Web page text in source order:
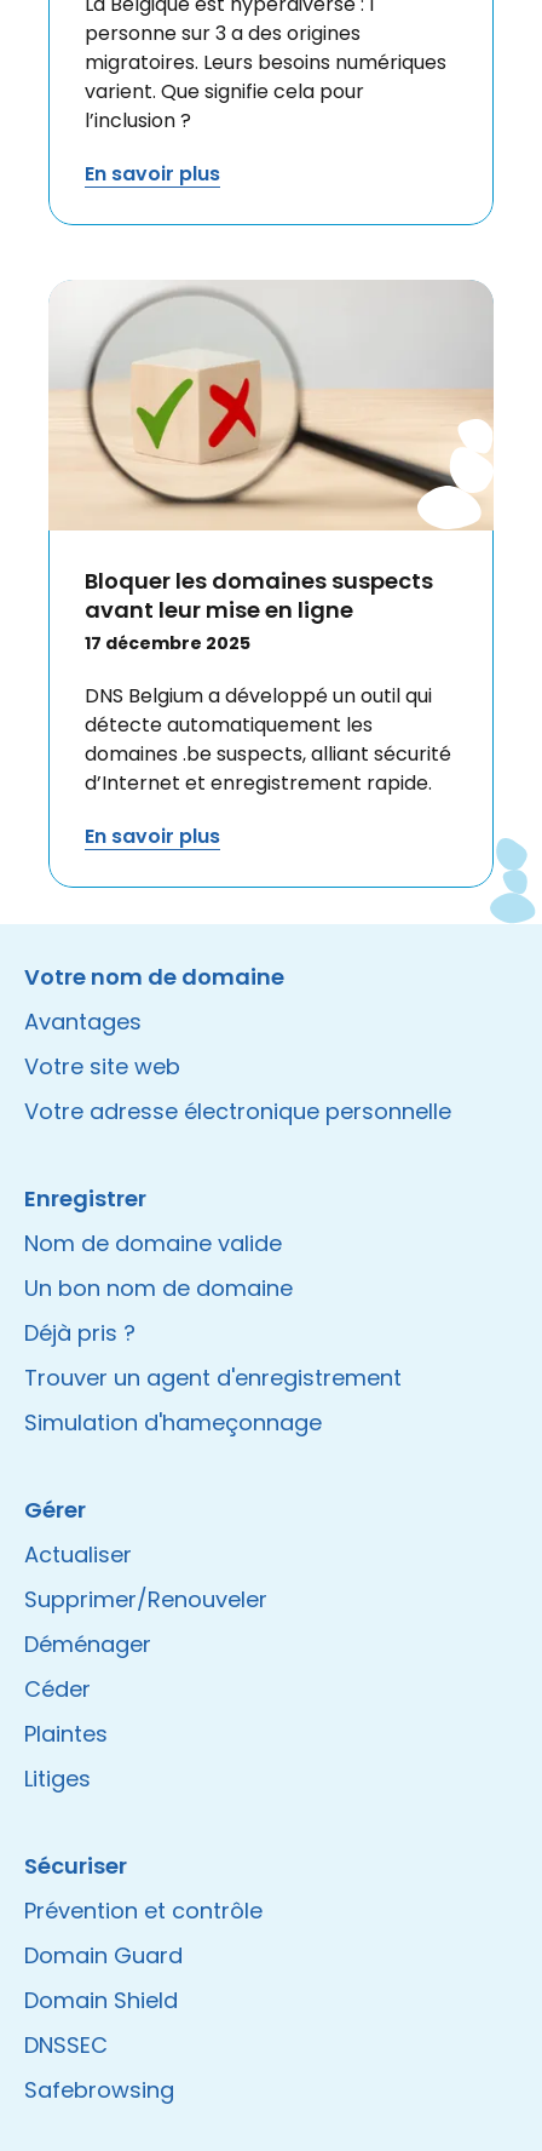
personne sur 3 a des origines
migratoires. Leurs besoins numériques
varient. Que signifie cela pour
l’inclusion ?
En savoir plus
Bloquer les domaines suspects
avant leur mise en ligne
17 décembre 2025
DNS Belgium a développé un outil qui
détecte automatiquement les
domaines .be suspects, alliant sécurité
d’Internet et enregistrement rapide.
En savoir plus
Votre nom de domaine
Avantages
Votre site web
Votre adresse électronique personnelle
Enregistrer
Nom de domaine valide
Un bon nom de domaine
Déjà pris ?
Trouver un agent d'enregistrement
Simulation d'hameçonnage
Gérer
Actualiser
Supprimer/Renouveler
Déménager
Céder
Plaintes
Litiges
Sécuriser
Prévention et contrôle
Domain Guard
Domain Shield
DNSSEC
Safebrowsing